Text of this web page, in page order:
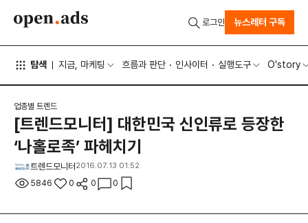
탐색 지금, 마케팅 흐름과 판단 인사이터 실행도구 O'story
로그인 뉴스레터 구독
업종별 트렌드
[트렌드모니터] 대한민국 신인류로 등장한
‘나홀로족’ 파헤치기
트렌드모니터 2016.07.13 01:52
5846 0 0 0